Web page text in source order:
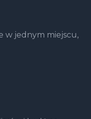
w jednym miejscu,